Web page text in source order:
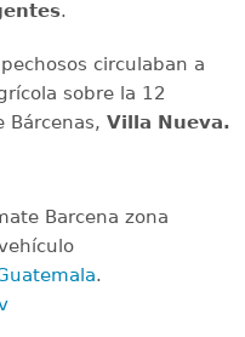
.
circulaban a
sobre la 12
Bárcenas, Villa Nueva.
Barcena zona
.